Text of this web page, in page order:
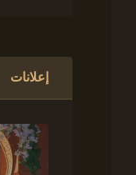
إعلانات